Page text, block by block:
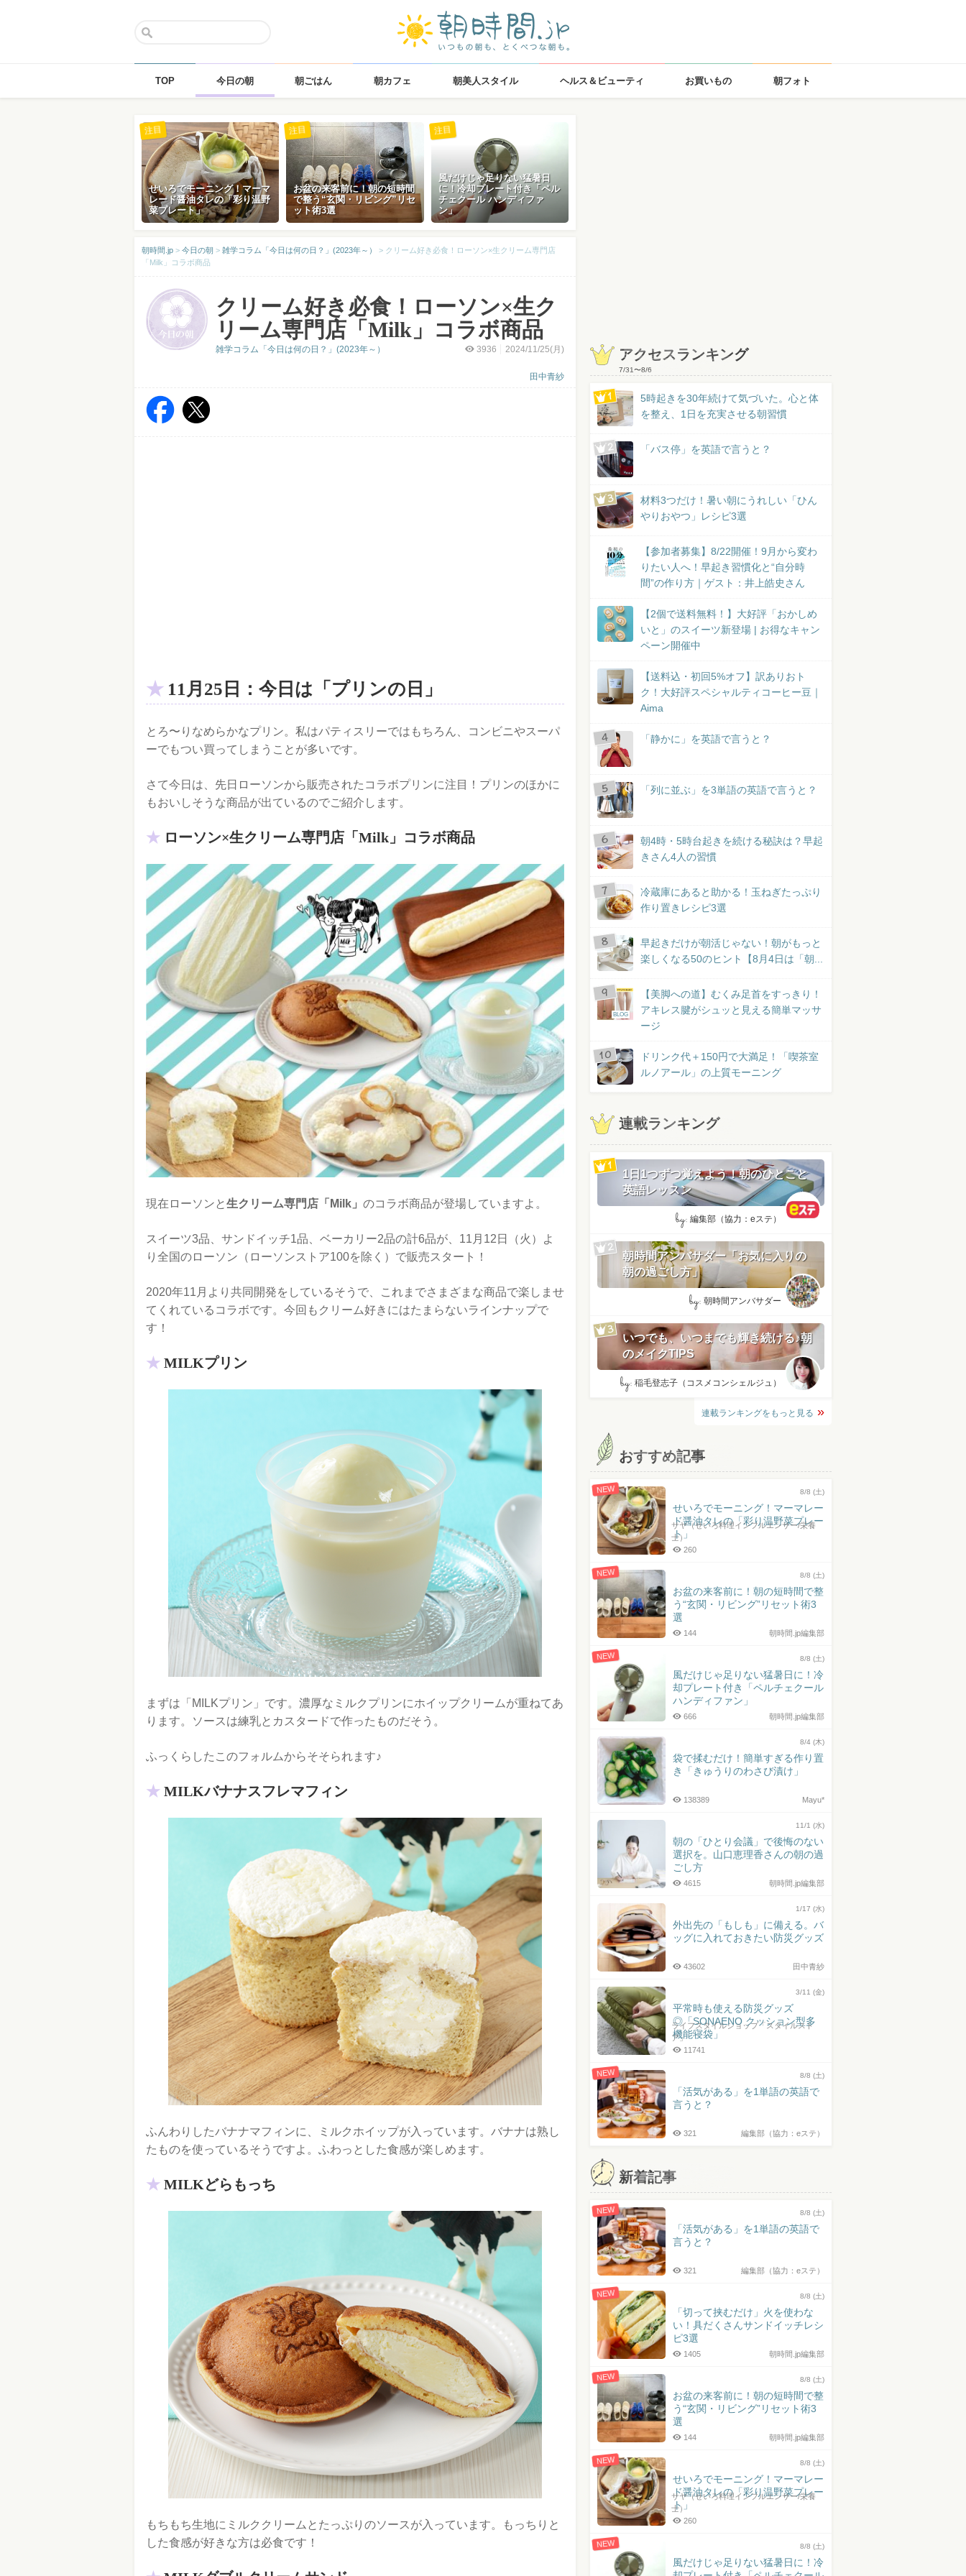
TOP 今日の朝 朝ごはん 朝カフェ 朝美人スタイル ヘルス＆ビューティ お買いもの 朝フォト
せいろでモーニング！マーマ
レード醤油タレの「彩り温野
菜プレート」
注目
お盆の来客前に！朝の短時間
で整う“玄関・リビング”リセ
ット術3選
注目
風だけじゃ足りない猛暑日
に！冷却プレート付き「ペル
チェクール ハンディファ
ン」
注目
朝時間.jp > 今日の朝 > 雑学コラム「今日は何の日？」(2023年～） > クリーム好き必食！ローソン×生クリーム専門店
「Milk」コラボ商品
クリーム好き必食！ローソン×生ク
リーム専門店「Milk」コラボ商品
3936 2024/11/25(月)
田中青紗
雑学コラム「今日は何の日？」(2023年～）
11月25日：今日は「プリンの日」
とろ〜りなめらかなプリン。私はパティスリーではもちろん、コンビニやスーパ
ーでもつい買ってしまうことが多いです。
さて今日は、先日ローソンから販売されたコラボプリンに注目！プリンのほかに
もおいしそうな商品が出ているのでご紹介します。
ローソン×生クリーム専門店「Milk」コラボ商品
現在ローソンと生クリーム専門店「Milk」 のコラボ商品が登場していますよ。
スイーツ3品、サンドイッチ1品、ベーカリー2品の計6品が、11月12日（火）よ
り全国のローソン（ローソンストア100を除く）で販売スタート！
2020年11月より共同開発をしているそうで、これまでさまざまな商品で楽しませ
てくれているコラボです。今回もクリーム好きにはたまらないラインナップで
す！
MILKプリン
まずは「MILKプリン」です。濃厚なミルクプリンにホイップクリームが重ねてあ
ります。ソースは練乳とカスタードで作ったものだそう。
ふっくらしたこのフォルムからそそられます♪
MILKバナナスフレマフィン
ふんわりしたバナナマフィンに、ミルクホイップが入っています。バナナは熟し
たものを使っているそうですよ。ふわっとした食感が楽しめます。
MILKどらもっち
もちもち生地にミルククリームとたっぷりのソースが入っています。もっちりと
した食感が好きな方は必食です！
アクセスランキング
7/31〜8/6
5時起きを30年続けて気づいた。心と体
を整え、1日を充実させる朝習慣
「バス停」を英語で言うと？
材料3つだけ！暑い朝にうれしい「ひん
やりおやつ」レシピ3選
【参加者募集】8/22開催！9月から変わ
りたい人へ！早起き習慣化と“自分時
間”の作り方｜ゲスト：井上皓史さん
【2個で送料無料！】大好評「おかしめ
いと」のスイーツ新登場 | お得なキャン
ペーン開催中
【送料込・初回5%オフ】訳ありおト
ク！大好評スペシャルティコーヒー豆｜
Aima
「静かに」を英語で言うと？
「列に並ぶ」を3単語の英語で言うと？
朝4時・5時台起きを続ける秘訣は？早起
きさん4人の習慣
冷蔵庫にあると助かる！玉ねぎたっぷり
作り置きレシピ3選
早起きだけが朝活じゃない！朝がもっと
楽しくなる50のヒント【8月4日は「朝...
BLOG
【美脚への道】むくみ足首をすっきり！
アキレス腱がシュッと見える簡単マッサ
ージ
ドリンク代＋150円で大満足！「喫茶室
ルノアール」の上質モーニング
連載ランキング
1日1つずつ覚えよう！朝のひとこと
英語レッスン
by: 編集部（協力：eステ）
朝時間アンバサダー「お気に入りの
朝の過ごし方」
by: 朝時間アンバサダー
いつでも、いつまでも輝き続ける♪朝
のメイクTIPS
by: 稲毛登志子（コスメコンシェルジュ）
連載ランキングをもっと見る
おすすめ記事
NEW 8/8 (土)
せいろでモーニング！マーマレー
ド醤油タレの「彩り温野菜プレー
ト」
サヤ（せいろ料理インフルエンサー/栄養
士）
260
NEW 8/8 (土)
お盆の来客前に！朝の短時間で整
う“玄関・リビング”リセット術3
選
朝時間.jp編集部
144
NEW 8/8 (土)
風だけじゃ足りない猛暑日に！冷
却プレート付き「ペルチェクール
ハンディファン」
朝時間.jp編集部
666
8/4 (木)
袋で揉むだけ！簡単すぎる作り置
き「きゅうりのわさび漬け」
Mayu*
138389
11/1 (水)
朝の「ひとり会議」で後悔のない
選択を。山口恵理香さんの朝の過
ごし方
朝時間.jp編集部
4615
1/17 (水)
外出先の「もしも」に備える。バ
ッグに入れておきたい防災グッズ
田中青紗
43602
3/11 (金)
平常時も使える防災グッズ
◎「SONAENO クッション型多
機能寝袋」
ライフスタイルショップ「スタイルスト
ア」
11741
NEW 8/8 (土)
「活気がある」を1単語の英語で
言うと？
編集部（協力：eステ）
321
新着記事
NEW 8/8 (土)
「活気がある」を1単語の英語で
言うと？
編集部（協力：eステ）
321
NEW 8/8 (土)
「切って挟むだけ」火を使わな
い！具だくさんサンドイッチレシ
ピ3選
朝時間.jp編集部
1405
NEW 8/8 (土)
お盆の来客前に！朝の短時間で整
う“玄関・リビング”リセット術3
選
朝時間.jp編集部
144
NEW 8/8 (土)
せいろでモーニング！マーマレー
ド醤油タレの「彩り温野菜プレー
ト」
サヤ（せいろ料理インフルエンサー/栄養
士）
260
NEW 8/8 (土)
風だけじゃ足りない猛暑日に！冷